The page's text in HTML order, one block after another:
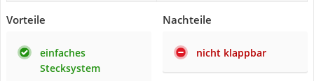
Vorteile
einfaches
Stecksystem
Nachteile
nicht klappbar